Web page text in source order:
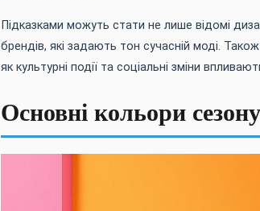
Підказками можуть стати не лише відомі
брендів, які задають тон сучасній моді.
як культурні події та соціальні зміни
Основні кольори сезону